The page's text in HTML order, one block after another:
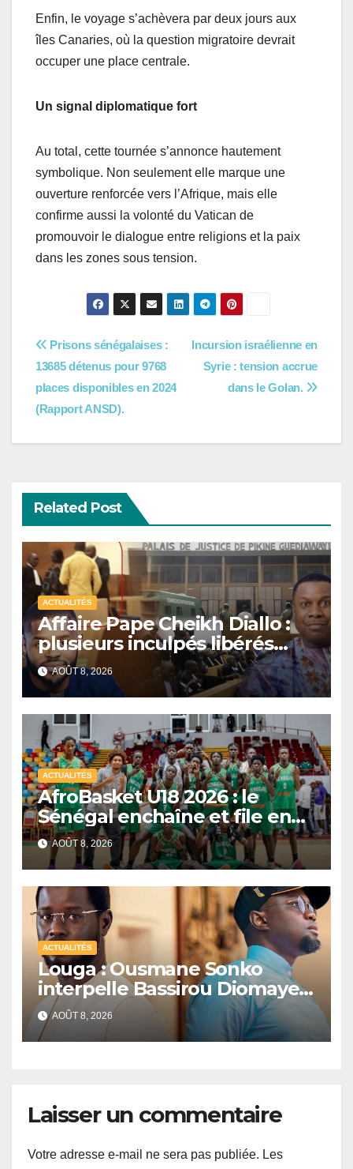
Enfin, le voyage s’achèvera par deux jours aux
îles Canaries, où la question migratoire devrait
occuper une place centrale.
Un signal diplomatique fort
Au total, cette tournée s’annonce hautement
symbolique. Non seulement elle marque une
ouverture renforcée vers l’Afrique, mais elle
confirme aussi la volonté du Vatican de
promouvoir le dialogue entre religions et la paix
dans les zones sous tension.
Navigation
de
l’article
Incursion israélienne en
Syrie : tension accrue
dans le Golan.
Prisons sénégalaises :
13685 détenus pour 9768
places disponibles en 2024
(Rapport ANSD).
Related Post
ACTUALITÉS
Affaire Pape Cheikh Diallo :
plusieurs inculpés libérés
après un non-lieu partiel
AOÛT 8, 2026
ACTUALITÉS
AfroBasket U18 2026 : le
Sénégal enchaîne et file en
quarts de finale
AOÛT 8, 2026
ACTUALITÉS
Louga : Ousmane Sonko
interpelle Bassirou Diomaye
Faye sur la date des élections
locales
AOÛT 8, 2026
Laisser un commentaire
Votre adresse e-mail ne sera pas publiée. Les